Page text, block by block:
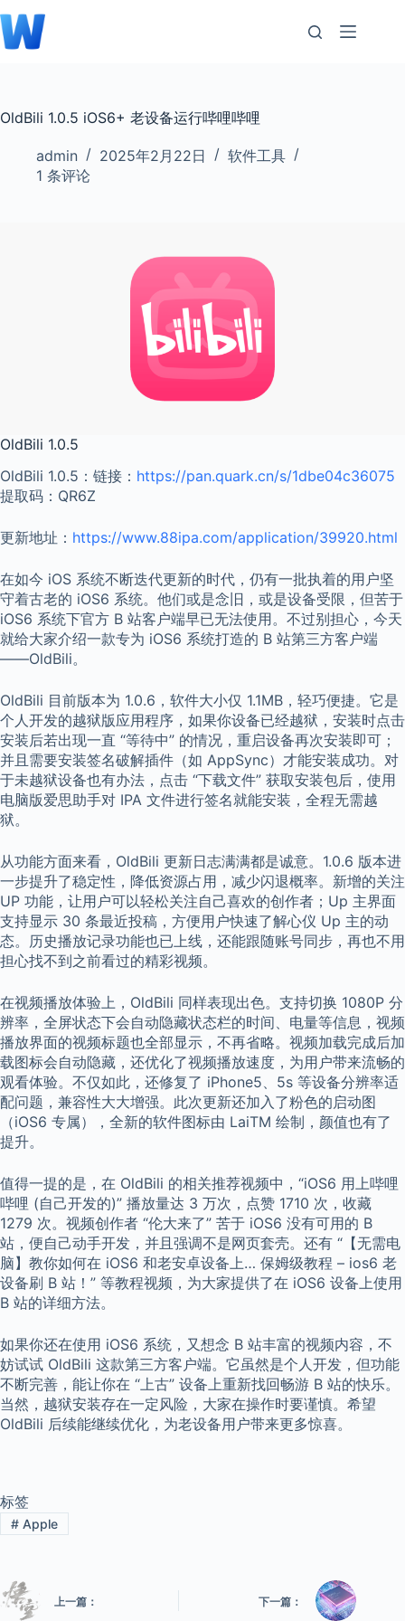
至
内
OldBili 1.0.5 iOS6+ 老设备运行哔哩哔哩
admin 2025年2月22日
软件工具
1 条评论
OldBili 1.0.5
OldBili 1.0.5：链接： https://pan.quark.cn/s/1dbe04c36075
提取码：QR6Z
更新地址： https://www.88ipa.com/application/39920.html
在如今 iOS 系统不断迭代更新的时代，仍有一批执着的用户坚
守着古老的 iOS6 系统。他们或是念旧，或是设备受限，但苦于
iOS6 系统下官方 B 站客户端早已无法使用。不过别担心，今天
就给大家介绍一款专为 iOS6 系统打造的 B 站第三方客户端
——OldBili。
OldBili 目前版本为 1.0.6，软件大小仅 1.1MB，轻巧便捷。它是
个人开发的越狱版应用程序，如果你设备已经越狱，安装时点击
安装后若出现一直 “等待中” 的情况，重启设备再次安装即可；
并且需要安装签名破解插件（如 AppSync）才能安装成功。对
于未越狱设备也有办法，点击 “下载文件” 获取安装包后，使用
电脑版爱思助手对 IPA 文件进行签名就能安装，全程无需越
狱。
从功能方面来看，OldBili 更新日志满满都是诚意。1.0.6 版本进
一步提升了稳定性，降低资源占用，减少闪退概率。新增的关注
UP 功能，让用户可以轻松关注自己喜欢的创作者；Up 主界面
支持显示 30 条最近投稿，方便用户快速了解心仪 Up 主的动
态。历史播放记录功能也已上线，还能跟随账号同步，再也不用
担心找不到之前看过的精彩视频。
在视频播放体验上，OldBili 同样表现出色。支持切换 1080P 分
辨率，全屏状态下会自动隐藏状态栏的时间、电量等信息，视频
播放界面的视频标题也全部显示，不再省略。视频加载完成后加
载图标会自动隐藏，还优化了视频播放速度，为用户带来流畅的
观看体验。不仅如此，还修复了 iPhone5、5s 等设备分辨率适
配问题，兼容性大大增强。此次更新还加入了粉色的启动图
（iOS6 专属），全新的软件图标由 LaiTM 绘制，颜值也有了
提升。
值得一提的是，在 OldBili 的相关推荐视频中，“iOS6 用上哔哩
哔哩 (自己开发的)” 播放量达 3 万次，点赞 1710 次，收藏
1279 次。视频创作者 “伦大来了” 苦于 iOS6 没有可用的 B
站，便自己动手开发，并且强调不是网页套壳。还有 “【无需电
脑】教你如何在 iOS6 和老安卓设备上… 保姆级教程 – ios6 老
设备刷 B 站！” 等教程视频，为大家提供了在 iOS6 设备上使用
B 站的详细方法。
如果你还在使用 iOS6 系统，又想念 B 站丰富的视频内容，不
妨试试 OldBili 这款第三方客户端。它虽然是个人开发，但功能
不断完善，能让你在 “上古” 设备上重新找回畅游 B 站的快乐。
当然，越狱安装存在一定风险，大家在操作时要谨慎。希望
OldBili 后续能继续优化，为老设备用户带来更多惊喜。
标签
#Apple
上一篇： 下一篇：